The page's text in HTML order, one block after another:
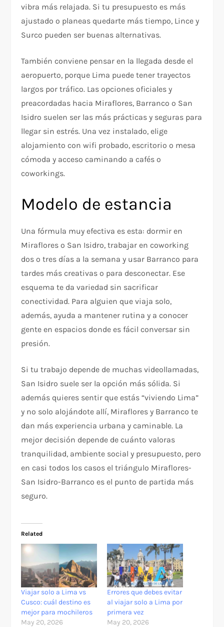
vibra más relajada. Si tu presupuesto es más
ajustado o planeas quedarte más tiempo, Lince y
Surco pueden ser buenas alternativas.
También conviene pensar en la llegada desde el
aeropuerto, porque Lima puede tener trayectos
largos por tráfico. Las opciones oficiales y
preacordadas hacia Miraflores, Barranco o San
Isidro suelen ser las más prácticas y seguras para
llegar sin estrés. Una vez instalado, elige
alojamiento con wifi probado, escritorio o mesa
cómoda y acceso caminando a cafés o
coworkings.
Modelo de estancia
Una fórmula muy efectiva es esta: dormir en
Miraflores o San Isidro, trabajar en coworking
dos o tres días a la semana y usar Barranco para
tardes más creativas o para desconectar. Ese
esquema te da variedad sin sacrificar
conectividad. Para alguien que viaja solo,
además, ayuda a mantener rutina y a conocer
gente en espacios donde es fácil conversar sin
presión.
Si tu trabajo depende de muchas videollamadas,
San Isidro suele ser la opción más sólida. Si
además quieres sentir que estás “viviendo Lima”
y no solo alojándote allí, Miraflores y Barranco te
dan más experiencia urbana y caminable. La
mejor decisión depende de cuánto valoras
tranquilidad, ambiente social y presupuesto, pero
en casi todos los casos el triángulo Miraflores-
San Isidro-Barranco es el punto de partida más
seguro.
Related
Viajar solo a Lima vs
Cusco: cuál destino es
mejor para mochileros
May 20, 2026
Errores que debes evitar
al viajar solo a Lima por
primera vez
May 20, 2026